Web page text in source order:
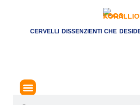
CERVELLI DISSENZIENTI CHE